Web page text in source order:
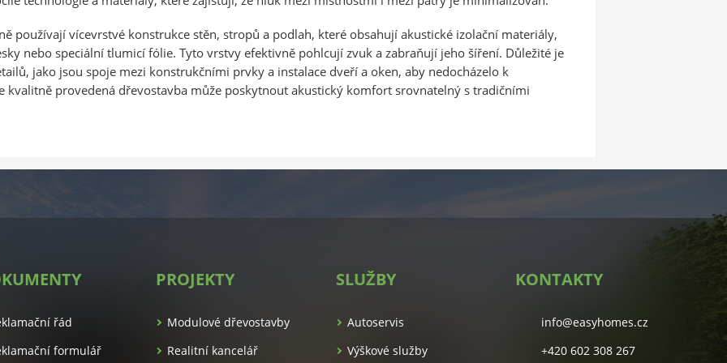
používají vícevrstvé konstrukce stěn, stropů a podlah, které obsahují akustické izolační materiály,
nebo speciální tlumicí fólie. Tyto vrstvy efektivně pohlcují zvuk a zabraňují jeho šíření. Důležité je
jako jsou spoje mezi konstrukčními prvky a instalace dveří a oken, aby nedocházelo k
kvalitně provedená dřevostavba může poskytnout akustický komfort srovnatelný s tradičními
řád
formulář
PROJEKTY
Modulové dřevostavby
Realitní kancelář
SLUŽBY
Autoservis
Výškové služby
KONTAKTY
info@easyhomes.cz
+420 602 308 267